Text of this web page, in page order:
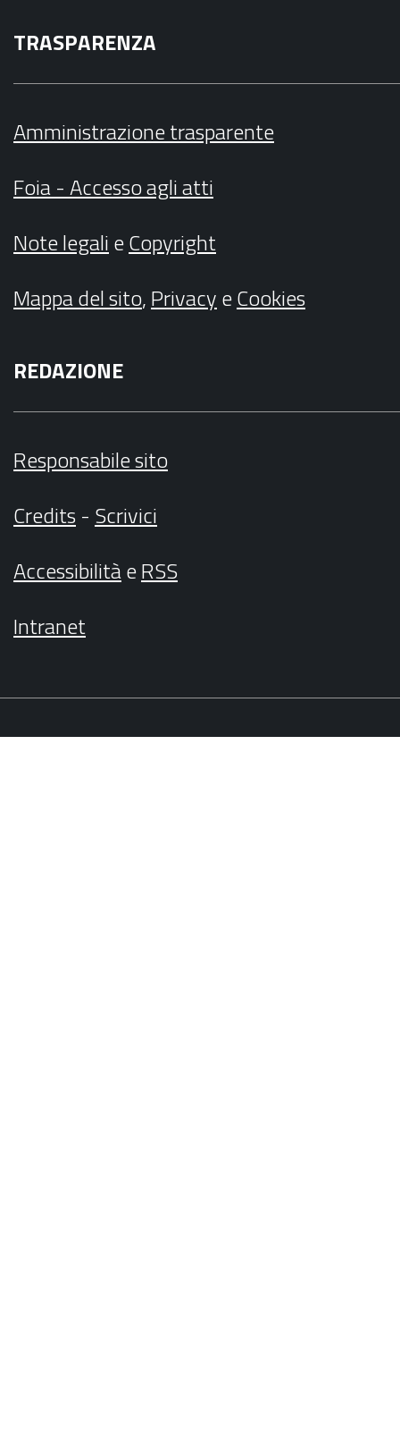
TRASPARENZA
Amministrazione trasparente
Foia - Accesso agli atti
Note legalieCopyright
Mappa del sito,PrivacyeCookies
REDAZIONE
Responsabile sito
Credits- Scrivici
AccessibilitàeRSS
Intranet